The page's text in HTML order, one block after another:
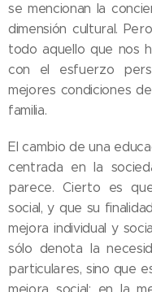
se mencionan la
dimensión cultural.
todo aquello que nos
con el esfuerzo
mejores condiciones
familia.
El cambio de una
centrada en la
parece. Cierto es
social, y que su
mejora individual y
sólo denota la
particulares, sino que